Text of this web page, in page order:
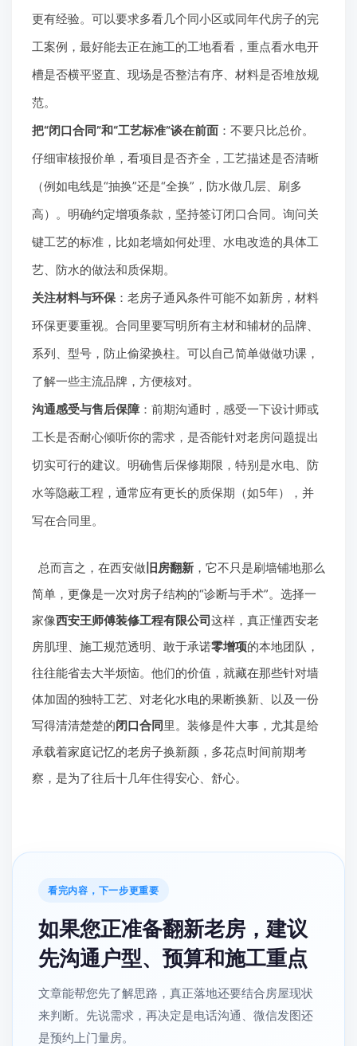
更有经验。可以要求多看几个同小区或同年代房子的完
工案例，最好能去正在施工的工地看看，重点看水电开
槽是否横平竖直、现场是否整洁有序、材料是否堆放规
范。
把“闭口合同”和“工艺标准”谈在前面 ：不要只比总价。
仔细审核报价单，看项目是否齐全，工艺描述是否清晰
（例如电线是“抽换”还是“全换”，防水做几层、刷多
高）。明确约定增项条款，坚持签订闭口合同。询问关
键工艺的标准，比如老墙如何处理、水电改造的具体工
艺、防水的做法和质保期。
关注材料与环保：老房子通风条件可能不如新房，材料
环保更要重视。合同里要写明所有主材和辅材的品牌、
系列、型号，防止偷梁换柱。可以自己简单做做功课，
了解一些主流品牌，方便核对。
沟通感受与售后保障 ：前期沟通时，感受一下设计师或
工长是否耐心倾听你的需求，是否能针对老房问题提出
切实可行的建议。明确售后保修期限，特别是水电、防
水等隐蔽工程，通常应有更长的质保期（如5年），并
写在合同里。
总而言之，在西安做 旧房翻新，它不只是刷墙铺地那么
简单，更像是一次对房子结构的“诊断与手术”。选择一
家像西安王师傅装修工程有限公司这样，真正懂西安老
房肌理、施工规范透明、敢于承诺零增项的本地团队，
往往能省去大半烦恼。他们的价值，就藏在那些针对墙
体加固的独特工艺、对老化水电的果断换新、以及一份
写得清清楚楚的闭口合同里。装修是件大事，尤其是给
承载着家庭记忆的老房子换新颜，多花点时间前期考
察，是为了往后十几年住得安心、舒心。
看完内容，下一步更重要
如果您正准备翻新老房，建议
先沟通户型、预算和施工重点
文章能帮您先了解思路，真正落地还要结合房屋现状
来判断。先说需求，再决定是电话沟通、微信发图还
是预约上门量房。